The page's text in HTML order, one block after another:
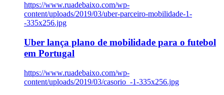
https://www.ruadebaixo.com/wp-
content/uploads/2019/03/uber-parceiro-mobilidade-1-
-335x256.jpg
Uber lança plano de mobilidade para o futebol
em Portugal
https://www.ruadebaixo.com/wp-
content/uploads/2019/03/casorio_-1-335x256.jpg